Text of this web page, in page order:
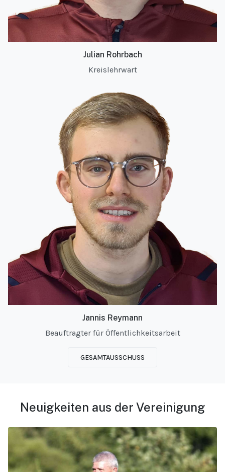
Julian Rohrbach
Kreislehrwart
Jannis Reymann
Beauftragter für Öffentlichkeitsarbeit
GESAMTAUSSCHUSS
Neuigkeiten aus der Vereinigung